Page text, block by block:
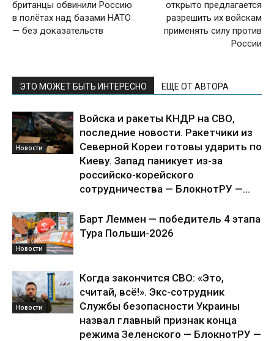
британцы обвинили Россию
в полётах над базами НАТО
— без доказательств
открыто предлагается
разрешить их войскам
применять силу против
России
ЭТО МОЖЕТ БЫТЬ ИНТЕРЕСНО ЕЩЕ ОТ АВТОРА
Новости
Войска и ракеты КНДР на СВО,
последние новости. Ракетчики из
Северной Кореи готовы ударить по
Киеву. Запад паникует из-за
российско-корейского
сотрудничества — БлокнотРУ —...
Новости
Барт Леммен — победитель 4 этапа
Тура Польши-2026
Новости
Когда закончится СВО: «Это,
считай, всё!». Экс-сотрудник
Службы безопасности Украины
назвал главный признак конца
режима Зеленского — БлокнотРУ —